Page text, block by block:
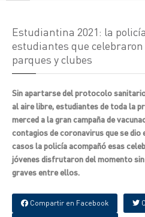
Estudiantina 2021: la
estudiantes que
parques y clubes
Sin apartarse del protocolo
al aire libre, estudiantes de toda la
merced a la gran campaña de
contagios de coronavirus que se
casos la policía acompañó esas
jóvenes disfrutaron del momento
graves entre ellos.
Compartir en Facebook